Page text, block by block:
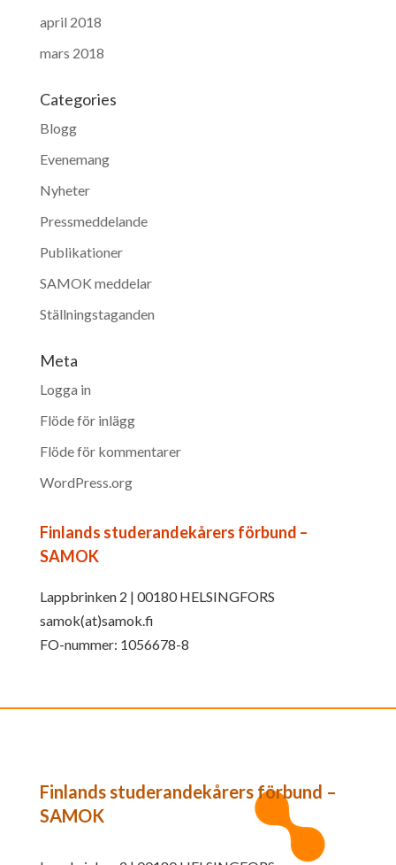
april 2018
mars 2018
Categories
Blogg
Evenemang
Nyheter
Pressmeddelande
Publikationer
SAMOK meddelar
Ställningstaganden
Meta
Logga in
Flöde för inlägg
Flöde för kommentarer
WordPress.org
Finlands studerandekårers förbund –
SAMOK
Lappbrinken 2 | 00180 HELSINGFORS
samok(at)samok.fi
FO-nummer: 1056678-8
Finlands studerandekårers förbund –
SAMOK